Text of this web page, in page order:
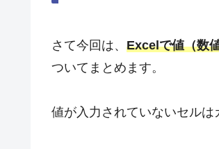
さて今回は、 Excelで値（数
ついてまとめます。
値が入力されていないセルは